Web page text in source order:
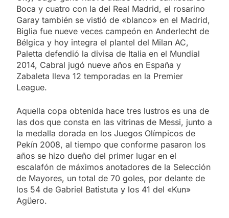
Boca y cuatro con la del Real Madrid, el rosarino
Garay también se vistió de «blanco» en el Madrid,
Biglia fue nueve veces campeón en Anderlecht de
Bélgica y hoy integra el plantel del Milan AC,
Paletta defendió la divisa de Italia en el Mundial
2014, Cabral jugó nueve años en España y
Zabaleta lleva 12 temporadas en la Premier
League.
Aquella copa obtenida hace tres lustros es una de
las dos que consta en las vitrinas de Messi, junto a
la medalla dorada en los Juegos Olímpicos de
Pekín 2008, al tiempo que conforme pasaron los
años se hizo dueño del primer lugar en el
escalafón de máximos anotadores de la Selección
de Mayores, un total de 70 goles, por delante de
los 54 de Gabriel Batistuta y los 41 del «Kun»
Agüero.